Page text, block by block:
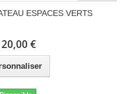
ESPACES VERTS
€